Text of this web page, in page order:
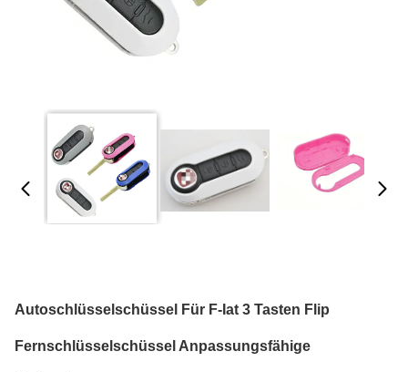
Autoschlüsselschüssel Für F-Iat 3 Tasten Flip
Fernschlüsselschüssel Anpassungsfähige